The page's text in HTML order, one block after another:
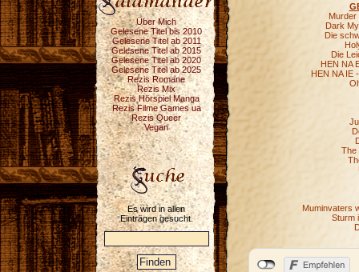
Über Mich
Gelesene Titel bis 2010
Gelesene Titel ab 2011
Gelesene Titel ab 2015
Gelesene Titel ab 2020
Gelesene Titel ab 2025
Rezis Romane
Rezis Mix
Rezis Hörspiel Manga
Rezis Filme Games ua
Rezis Queer
Vegan
Es wird in allen
Einträgen gesucht.
Murder
Dark
Die
Die
HEN NA
HEN NA IE
The
Muminvaters
Sturm